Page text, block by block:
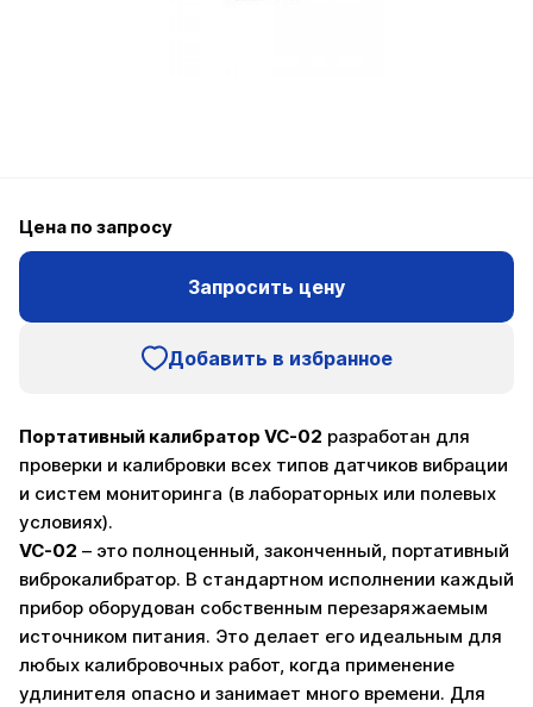
Цена по запросу
Запросить цену
Добавить в избранное
Портативный калибратор VC-02 разработан для
проверки и калибровки всех типов датчиков вибрации
и систем мониторинга (в лабораторных или полевых
условиях).
VC-02 – это полноценный, законченный, портативный
виброкалибратор. В стандартном исполнении каждый
прибор оборудован собственным перезаряжаемым
источником питания. Это делает его идеальным для
любых калибровочных работ, когда применение
удлинителя опасно и занимает много времени. Для